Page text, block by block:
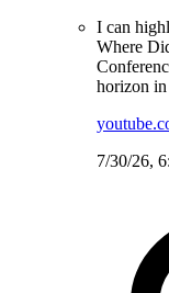
I can
Where
horizon
7/30/26,